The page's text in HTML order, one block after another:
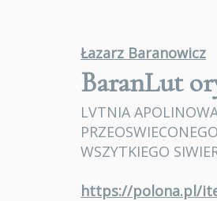
Łazarz Baranowicz
BaranLut
LVTNIA
WSZYTKIEGO
https://polona.pl/